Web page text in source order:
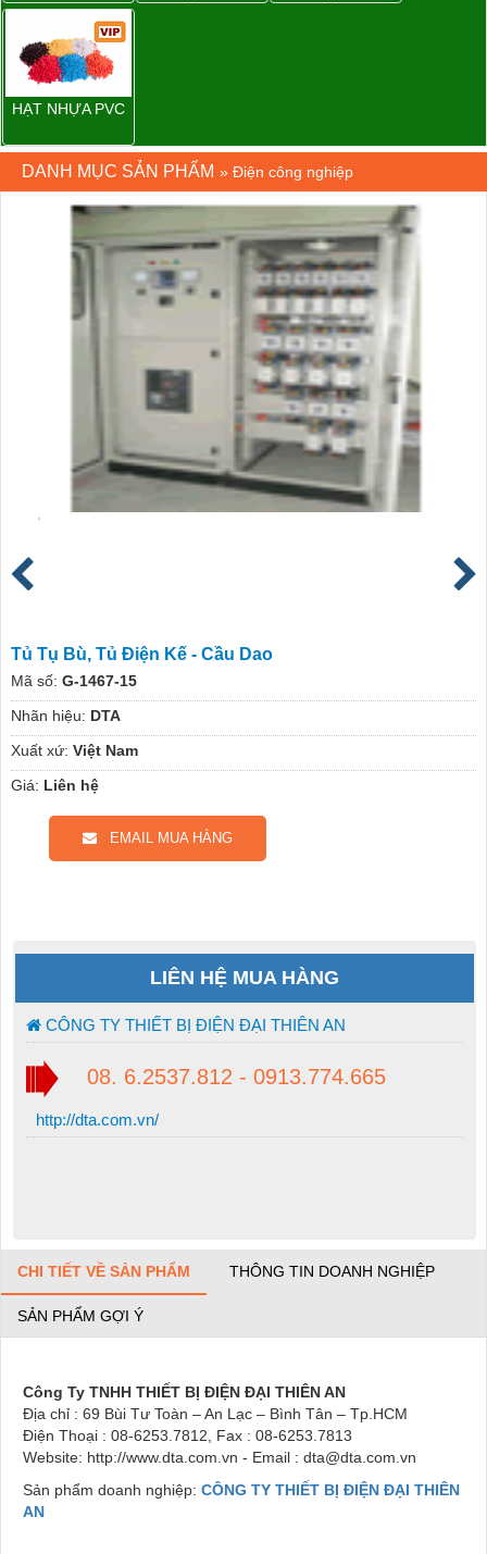
ĐƯỜNG DÂY
TẢI ĐIỆN TRÊN
KHÔNG
HẠT NHỰA PVC
DANH MỤC SẢN PHẨM » Điện công nghiệp
Tủ Tụ Bù, Tủ Điện Kế - Cầu Dao
Mã số: G-1467-15
Nhãn hiệu: DTA
Xuất xứ: Việt Nam
Giá: Liên hệ
EMAIL MUA HÀNG
LIÊN HỆ MUA HÀNG
CÔNG TY THIẾT BỊ ĐIỆN ĐẠI THIÊN AN
08. 6.2537.812 - 0913.774.665
http://dta.com.vn/
CHI TIẾT VỀ SẢN PHẨM THÔNG TIN DOANH NGHIỆP
SẢN PHẨM GỢI Ý
Công Ty TNHH THIẾT BỊ ĐIỆN ĐẠI THIÊN AN
Địa chỉ : 69 Bùi Tư Toàn – An Lạc – Bình Tân – Tp.HCM
Điện Thoại : 08-6253.7812, Fax : 08-6253.7813
Website: http://www.dta.com.vn - Email : dta@dta.com.vn
Sản phẩm doanh nghiệp: CÔNG TY THIẾT BỊ ĐIỆN ĐẠI THIÊN
AN